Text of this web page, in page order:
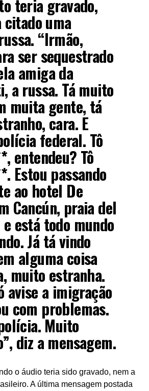
teria gravado,
uma
“Irmão,
ser sequestrado
amiga da
a russa. Tá muito
muita gente, tá
cara. E
federal. Tô
entendeu? Tô
Estou passando
ao hotel De
Cancún, praia del
está todo mundo
Já tá vindo
alguma coisa
muito estranha.
avise a imigração
com problemas.
Muito
diz a mensagem.
o áudio teria sido gravado, nem a
A última mensagem postada